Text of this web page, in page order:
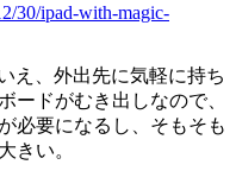
30/ipad-with-magic-
え、外出先に気軽に持ち
ードがむき出しなので、
必要になるし、そもそも
きい。